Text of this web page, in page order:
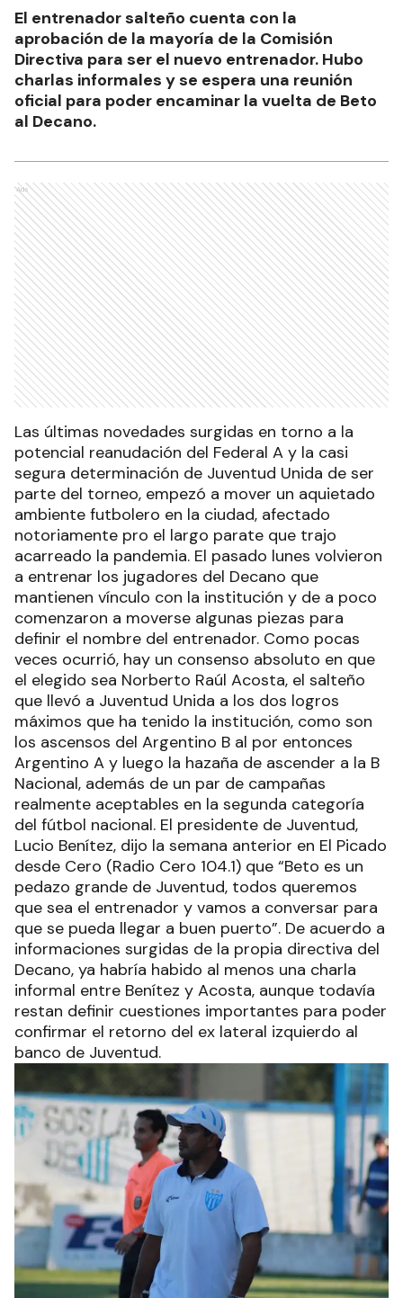
El entrenador salteño cuenta con la
aprobación de la mayoría de la Comisión
Directiva para ser el nuevo entrenador. Hubo
charlas informales y se espera una reunión
oficial para poder encaminar la vuelta de Beto
al Decano.
Ads
Las últimas novedades surgidas en torno a la
potencial reanudación del Federal A y la casi
segura determinación de Juventud Unida de ser
parte del torneo, empezó a mover un aquietado
ambiente futbolero en la ciudad, afectado
notoriamente pro el largo parate que trajo
acarreado la pandemia. El pasado lunes volvieron
a entrenar los jugadores del Decano que
mantienen vínculo con la institución y de a poco
comenzaron a moverse algunas piezas para
definir el nombre del entrenador. Como pocas
veces ocurrió, hay un consenso absoluto en que
el elegido sea Norberto Raúl Acosta, el salteño
que llevó a Juventud Unida a los dos logros
máximos que ha tenido la institución, como son
los ascensos del Argentino B al por entonces
Argentino A y luego la hazaña de ascender a la B
Nacional, además de un par de campañas
realmente aceptables en la segunda categoría
del fútbol nacional. El presidente de Juventud,
Lucio Benítez, dijo la semana anterior en El Picado
desde Cero (Radio Cero 104.1) que “Beto es un
pedazo grande de Juventud, todos queremos
que sea el entrenador y vamos a conversar para
que se pueda llegar a buen puerto”. De acuerdo a
informaciones surgidas de la propia directiva del
Decano, ya habría habido al menos una charla
informal entre Benítez y Acosta, aunque todavía
restan definir cuestiones importantes para poder
confirmar el retorno del ex lateral izquierdo al
banco de Juventud.